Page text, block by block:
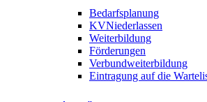
Bedarfsplanung
KVNiederlassen
Weiterbildung
Förderungen
Verbundweiterbildung
Eintragung auf die